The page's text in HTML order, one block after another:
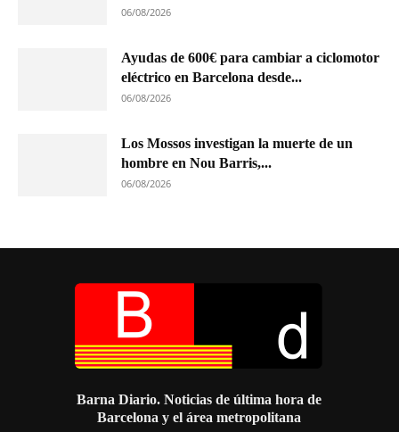
06/08/2026
Ayudas de 600€ para cambiar a ciclomotor
eléctrico en Barcelona desde...
06/08/2026
Los Mossos investigan la muerte de un
hombre en Nou Barris,...
06/08/2026
Barna Diario. Noticias de última hora de
Barcelona y el área metropolitana